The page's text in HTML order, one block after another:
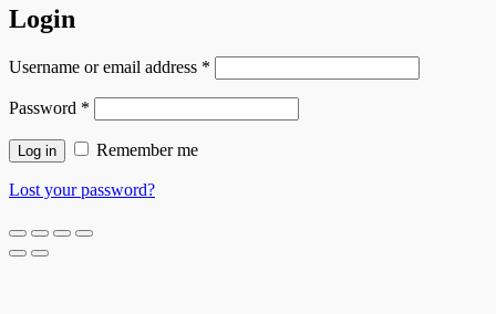
Login
Username or email address *
Password *
Log in Remember me
Lost your password?